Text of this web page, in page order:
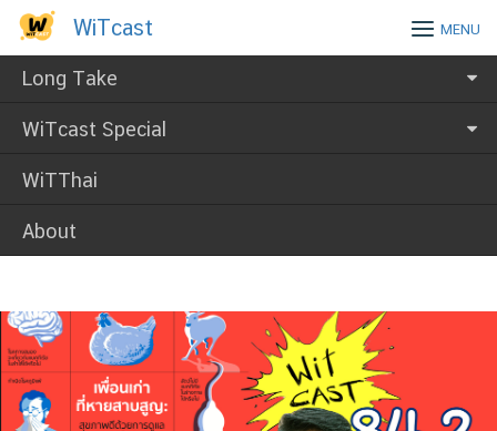
Skip
content
WiTcast
Long Take
WiTcast Special
WiTThai
About
WiTcast MENU